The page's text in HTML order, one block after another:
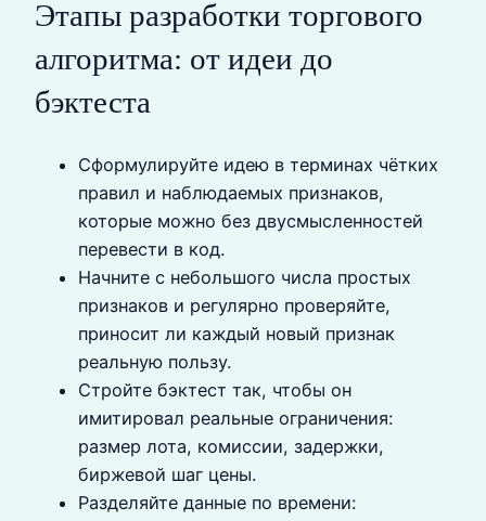
Этапы разработки торгового
алгоритма: от идеи до
бэктеста
Сформулируйте идею в терминах чётких
правил и наблюдаемых признаков,
которые можно без двусмысленностей
перевести в код.
Начните с небольшого числа простых
признаков и регулярно проверяйте,
приносит ли каждый новый признак
реальную пользу.
Стройте бэктест так, чтобы он
имитировал реальные ограничения:
размер лота, комиссии, задержки,
биржевой шаг цены.
Разделяйте данные по времени: